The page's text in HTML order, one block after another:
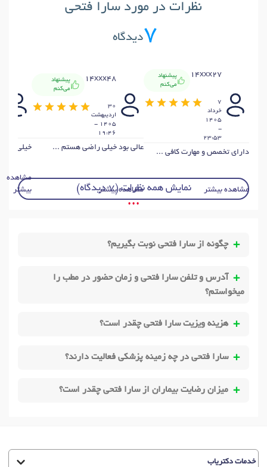
نظرات در مورد سارا فتحی
7دیدگاه
14xxx27
پیشنهاد
می‌کنم
7
خرداد
1405
-
23:53
دارای تخصص و مهارت کافی ...
مشاهده بیشتر
14xxx48
پیشنهاد
می‌کنم
30
ارديبهشت
1405 -
19:46
عالی بود خیلی راضی هستم ...
مشاهده بیشتر
خیلی
مشاهده
بیشتر
نمایش همه نظرات (7 دیدگاه)
• • •
چگونه از سارا فتحی نوبت بگیریم؟
آدرس و تلفن سارا فتحی و زمان حضور در مطب را
میخواستم؟
هزینه ویزیت سارا فتحی چقدر است؟
سارا فتحی در چه زمینه پزشکی فعالیت دارند؟
میزان رضایت بیماران از سارا فتحی چقدر است؟
خدمات دکتریاب